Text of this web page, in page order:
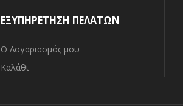
ΕΞΥΠΗΡΕΤΗΣΗ ΠΕΛΑΤΩΝ
Ο Λογαριασμός μου
Καλάθι